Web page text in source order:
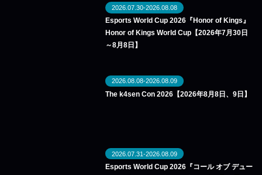
2026.07.30-2026.08.08
Esports World Cup 2026『Honor of Kings』
Honor of Kings World Cup【2026年7月30日
～8月8日】
2026.08.08-2026.08.09
The k4sen Con 2026【2026年8月8日、9日】
2026.07.31-2026.08.09
Esports World Cup 2026『コール オブ デュー